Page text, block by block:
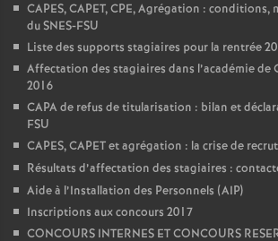
CAPES, CAPET, CPE, Agrégation : conditions,
du SNES-FSU
Liste des supports stagiaires pour la rentrée
Affectation des stagiaires dans l’académie de
2016
CAPA de refus de titularisation : bilan et
FSU
CAPES, CAPET et agrégation : la crise de
Résultats d’affectation des stagiaires :
Aide à l’Installation des Personnels (AIP)
Inscriptions aux concours 2017
CONCOURS INTERNES ET CONCOURS